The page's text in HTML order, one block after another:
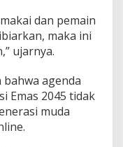
dan pemain
maka ini
ujarnya.
agenda
Emas 2045 tidak
muda